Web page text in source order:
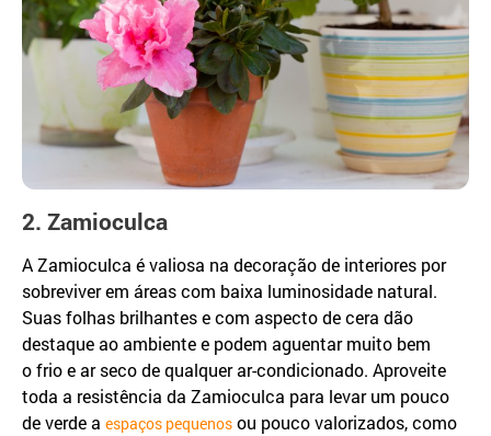
2. Zamioculca
A Zamioculca é valiosa na decoração de interiores por
sobreviver em áreas com baixa luminosidade natural.
Suas folhas brilhantes e com aspecto de cera dão
destaque ao ambiente e podem aguentar muito bem
o frio e ar seco de qualquer ar-condicionado. Aproveite
toda a resistência da Zamioculca para levar um pouco
de verde a espaços pequenos ou pouco valorizados, como